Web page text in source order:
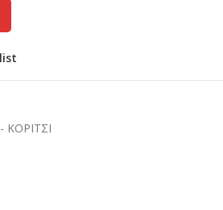
ΚΟΡΙΤΣΙ